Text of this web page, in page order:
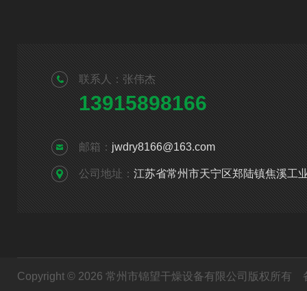
联系人：张伟杰
13915898166
邮箱： jwdry8166@163.com
公司地址： 江苏省常州市天宁区郑陆镇焦溪工
Copyright © 2026 常州市锦望干燥设备有限公司版权所有